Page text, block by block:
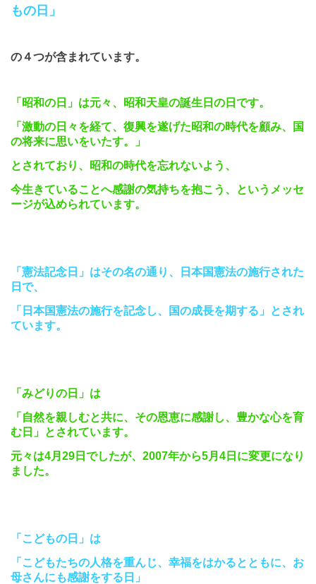
もの日」
の４つが含まれています。
「昭和の日」は元々、昭和天皇の誕生日の日です。
「激動の日々を経て、復興を遂げた昭和の時代を顧み、国
の将来に思いをいたす。」
とされており、昭和の時代を忘れないよう、
今生きていることへ感謝の気持ちを抱こう、
というメッセ
ージが込められています。
「憲法記念日」はその名の通り、日本国憲法の施行された
日で、
「日本国憲法の施行を記念し、国の成長を期する」とされ
ています。
「みどりの日」は
「自然を親しむと共に、その恩恵に感謝し、豊かな心を育
む日」 とされています。
元々は4月 29 日でしたが、 2007年から5月 4 日に変更になり
ました。
「こどもの日」は
「こどもたちの人格を重んじ、幸福をはかるとともに、お
母さんにも感謝をする日」